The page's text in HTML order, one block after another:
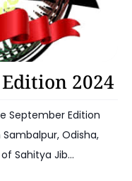
2024
September Edition
Odisha,
Sahitya Jib…